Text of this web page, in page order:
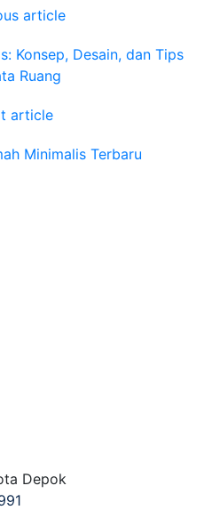
article
Konsep, Desain, dan Tips
Ruang
article
Minimalis Terbaru
Depok